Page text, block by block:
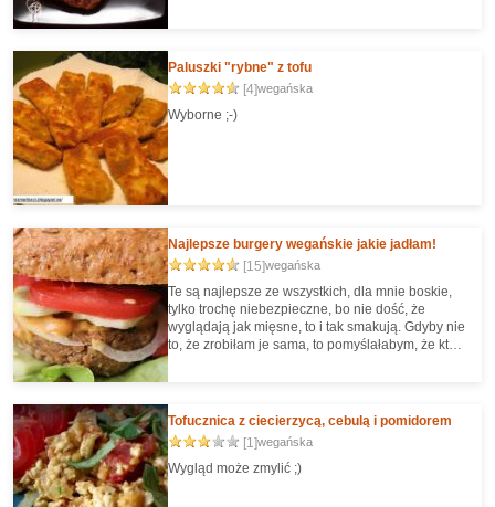
Paluszki "rybne" z tofu
[4]wegańska
Wyborne ;-)
Najlepsze burgery wegańskie jakie jadłam!
[15]wegańska
Te są najlepsze ze wszystkich, dla mnie boskie,
tylko trochę niebezpieczne, bo nie dość, że
wyglądają jak mięsne, to i tak smakują. Gdyby nie
to, że zrobiłam je sama, to pomyślałabym, że ktoś
Tofucznica z ciecierzycą, cebulą i pomidorem
[1]wegańska
Wygląd może zmylić ;)